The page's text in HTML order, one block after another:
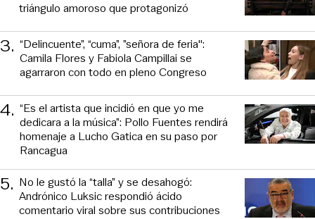
triángulo amoroso que protagonizó
3. “Delincuente”, “cuma”, ”señora de feria":
Camila Flores y Fabiola Campillai se
agarraron con todo en pleno Congreso
4. “Es el artista que incidió en que yo me
dedicara a la música”: Pollo Fuentes rendirá
homenaje a Lucho Gatica en su paso por
Rancagua
5. No le gustó la “talla” y se desahogó:
Andrónico Luksic respondió ácido
comentario viral sobre sus contribuciones